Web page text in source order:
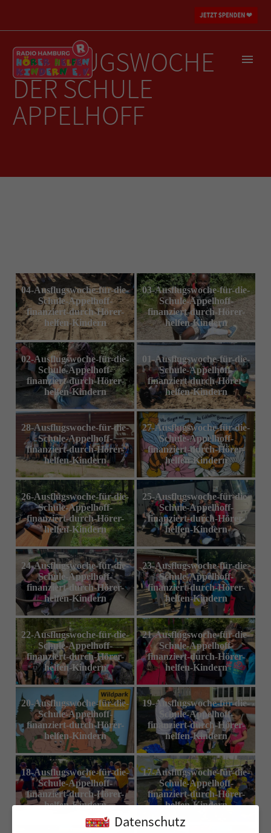
AUSFLUGSWOCHE
DER SCHULE
APPELHOFF
04-Ausflugswoche-für-die-
Schule-Appelhoff-
finanziert-durch-Hörer-
helfen-Kindern
03-Ausflugswoche-für-die-
Schule-Appelhoff-
finanziert-durch-Hörer-
helfen-Kindern
02-Ausflugswoche-für-die-
Schule-Appelhoff-
finanziert-durch-Hörer-
helfen-Kindern
01-Ausflugswoche-für-die-
Schule-Appelhoff-
finanziert-durch-Hörer-
helfen-Kindern
28-Ausflugswoche-für-die-
Schule-Appelhoff-
finanziert-durch-Hörer-
helfen-Kindern
27-Ausflugswoche-für-die-
Schule-Appelhoff-
finanziert-durch-Hörer-
helfen-Kindern
26-Ausflugswoche-für-die-
Schule-Appelhoff-
finanziert-durch-Hörer-
helfen-Kindern
25-Ausflugswoche-für-die-
Schule-Appelhoff-
finanziert-durch-Hörer-
helfen-Kindern
24-Ausflugswoche-für-die-
Schule-Appelhoff-
finanziert-durch-Hörer-
helfen-Kindern
23-Ausflugswoche-für-die-
Schule-Appelhoff-
finanziert-durch-Hörer-
helfen-Kindern
22-Ausflugswoche-für-die-
Schule-Appelhoff-
finanziert-durch-Hörer-
helfen-Kindern
21-Ausflugswoche-für-die-
Schule-Appelhoff-
finanziert-durch-Hörer-
helfen-Kindern
20-Ausflugswoche-für-die-
Schule-Appelhoff-
finanziert-durch-Hörer-
helfen-Kindern
19-Ausflugswoche-für-die-
Schule-Appelhoff-
finanziert-durch-Hörer-
helfen-Kindern
18-Ausflugswoche-für-die-
Schule-Appelhoff-
finanziert-durch-Hörer-
helfen-Kindern
17-Ausflugswoche-für-die-
Schule-Appelhoff-
finanziert-durch-Hörer-
helfen-Kindern
Datenschutz